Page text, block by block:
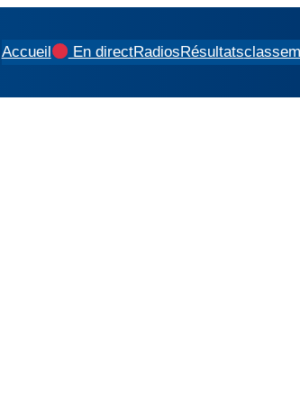
Accueil En directRadiosRésultats